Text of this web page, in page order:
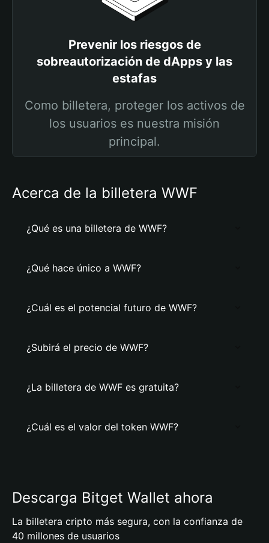
Prevenir los riesgos de
sobreautorización de dApps y las
estafas
Como billetera, proteger los activos de
los usuarios es nuestra misión
principal.
Acerca de la billetera WWF
¿Qué es una billetera de WWF?
¿Qué hace único a WWF?
¿Cuál es el potencial futuro de WWF?
¿Subirá el precio de WWF?
¿La billetera de WWF es gratuita?
¿Cuál es el valor del token WWF?
Descarga Bitget Wallet ahora
La billetera cripto más segura, con la confianza de
40 millones de usuarios